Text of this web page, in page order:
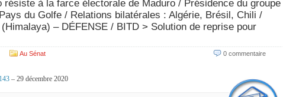
résiste à la farce électorale de Maduro / Présidence du groupe
du Golfe / Relations bilatérales : Algérie, Brésil, Chili /
– DÉFENSE / BITD > Solution de reprise pour
Au Sénat 0 commentaire
– 29 décembre 2020